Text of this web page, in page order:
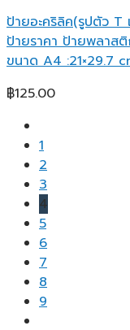
ป้ายอะคริลิค(รูปตัว T
ป้ายราคา ป้ายพลาส
ขนาด A4 :21×29.7
฿125.00
1
2
3
4
5
6
7
8
9